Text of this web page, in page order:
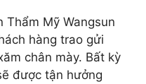
Thẩm Mỹ Wangsun
hàng trao gửi
chân mày. Bất kỳ
được tận hưởng